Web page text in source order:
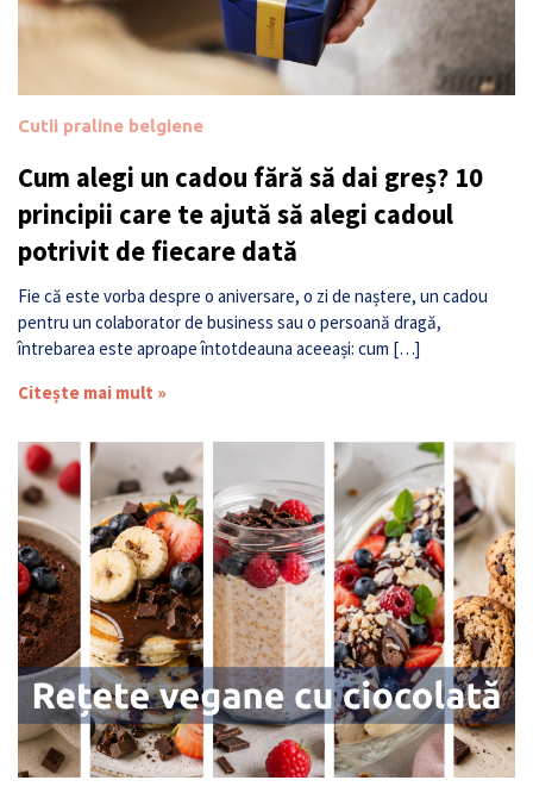
Cutii praline belgiene
Cum alegi un cadou fără să dai greș? 10
principii care te ajută să alegi cadoul
potrivit de fiecare dată
Fie că este vorba despre o aniversare, o zi de naștere, un cadou
pentru un colaborator de business sau o persoană dragă,
întrebarea este aproape întotdeauna aceeași: cum […]
Citește mai mult »